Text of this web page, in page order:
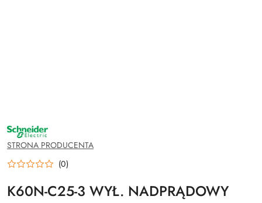
NAZWA
PRODUCENTA:
SCHNEIDER
ELECTRIC
STRONA PRODUCENTA
(0)
K60N-C25-3 WYŁ. NADPRĄDOWY